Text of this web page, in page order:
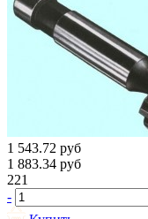
1 543.72 руб
1 883.34 руб
221
-